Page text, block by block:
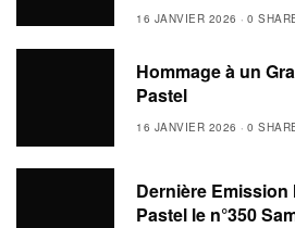
16 JANVIER 2026 0
Hommage à un
Pastel
16 JANVIER 2026 0
Dernière Emission
Pastel le n°350